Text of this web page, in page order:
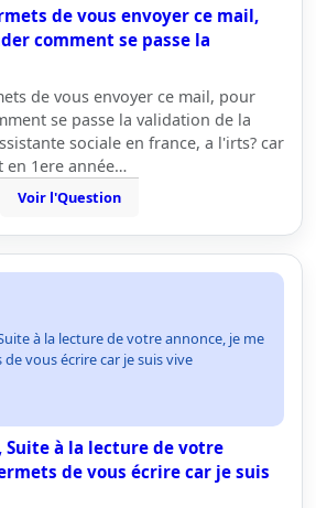
de vous envoyer ce mail,
comment se passe la
de vous envoyer ce mail, pour
se passe la validation de la
sociale en france, a l'irts? car
en 1ere année…
Voir l'Question
à la lecture de votre annonce, je me
vous écrire car je suis vive
Suite à la lecture de votre
de vous écrire car je suis